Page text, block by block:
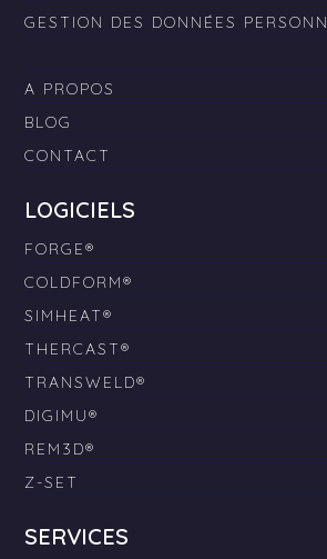
GESTION DES DONNÉES
A PROPOS
BLOG
CONTACT
LOGICIELS
FORGE®
COLDFORM®
SIMHEAT®
THERCAST®
TRANSWELD®
DIGIMU®
REM3D®
Z-SET
SERVICES